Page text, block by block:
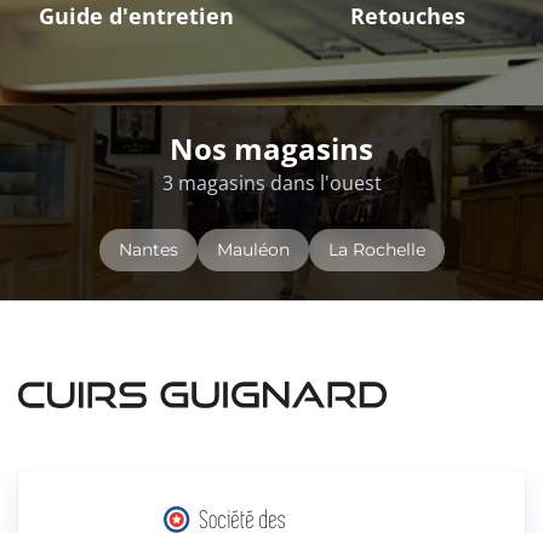
Guide d'entretien Retouches
Nos magasins
3 magasins dans l'ouest
Nantes Mauléon La Rochelle